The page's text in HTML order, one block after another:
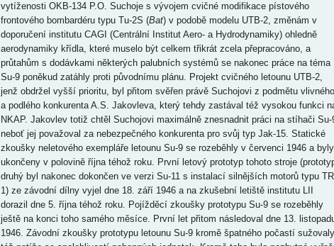
vytíženosti OKB-134 P.O. Suchoje s vývojem cvičné modifikace pístového
frontového bombardéru typu Tu-2S (Bat) v podobě modelu UTB-2, změnám v
doporučení institutu CAGI (Centrální Institut Aero- a Hydrodynamiky) ohledně
aerodynamiky křídla, které muselo být celkem třikrát zcela přepracováno, a
průtahům s dodávkami některých palubních systémů se nakonec práce na téma
Su-9 poněkud zatáhly proti původnímu plánu. Projekt cvičného letounu UTB-2,
jenž obdržel vyšší prioritu, byl přitom svěřen právě Suchojovi z podmětu vlivného
a podlého konkurenta A.S. Jakovleva, který tehdy zastával též vysokou funkci
NKAP. Jakovlev totiž chtěl Suchojovi maximálně znesnadnit práci na stíhači Su-
neboť jej považoval za nebezpečného konkurenta pro svůj typ Jak-15. Statické
zkoušky neletového exempláře letounu Su-9 se rozeběhly v červenci 1946 a byly
ukončeny v polovině října téhož roku. První letový prototyp tohoto stroje
druhý byl nakonec dokončen ve verzi Su-11 s instalací silnějších motorů typu
1) ze závodní dílny vyjel dne 18. září 1946 a na zkušební letiště institutu LII
dorazil dne 5. října téhož roku. Pojížděcí zkoušky prototypu Su-9 se rozeběhly
ještě na konci toho samého měsíce. První let přitom následoval dne 13.
1946. Závodní zkoušky prototypu letounu Su-9 kromě špatného počastí sužovaly